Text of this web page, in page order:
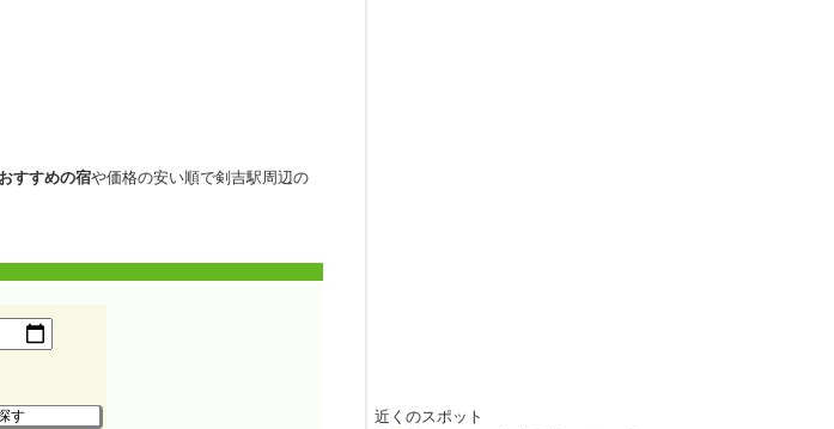
すすめの宿や価格の安い順で剣吉駅周辺の
近くのスポット